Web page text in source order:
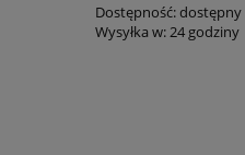
Dostępność:dostępny
Wysyłka w: 24 godziny